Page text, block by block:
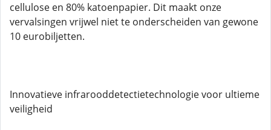
cellulose en 80% katoenpapier. Dit maakt onze
vervalsingen vrijwel niet te onderscheiden van gewone
10 eurobiljetten.
Innovatieve infrarooddetectietechnologie voor ultieme
veiligheid